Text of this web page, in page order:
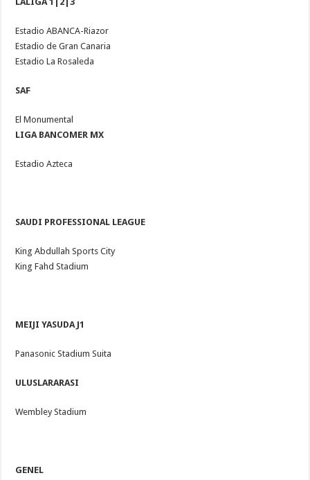
Estadio ABANCA-Riazor
Estadio de Gran Canaria
Estadio La Rosaleda
SAF
El Monumental
LIGA BANCOMER MX
Estadio Azteca
SAUDI PROFESSIONAL LEAGUE
King Abdullah Sports City
King Fahd Stadium
MEIJI YASUDA J1
Panasonic Stadium Suita
ULUSLARARASI
Wembley Stadium
GENEL